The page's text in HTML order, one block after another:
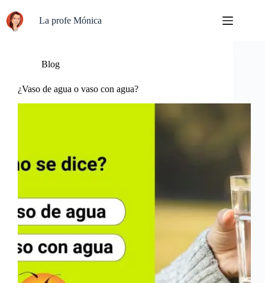
contenido
La profe Mónica
Blog
¿Vaso de agua o vaso con agua?